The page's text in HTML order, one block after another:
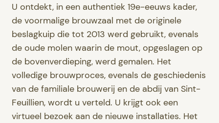
U ontdekt, in een authentiek 19e-eeuws kader,
de voormalige brouwzaal met de originele
beslagkuip die tot 2013 werd gebruikt, evenals
de oude molen waarin de mout, opgeslagen op
de bovenverdieping, werd gemalen. Het
volledige brouwproces, evenals de geschiedenis
van de familiale brouwerij en de abdij van Sint-
Feuillien, wordt u verteld. U krijgt ook een
virtueel bezoek aan de nieuwe installaties. Het